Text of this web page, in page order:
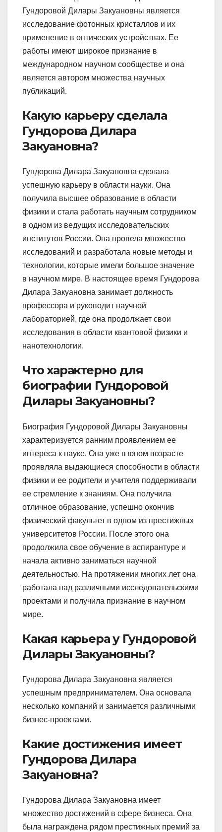
Гундоровой Дилары Закуановны является
исследование фотонных кристаллов и их
применение в оптических устройствах. Ее
работы имеют широкое признание в
международном научном сообществе и она
является автором множества научных
публикаций.
Какую карьеру сделала
Гундорова Дилара
Закуановна?
Гундорова Дилара Закуановна сделала
успешную карьеру в области науки. Она
получила высшее образование в области
физики и стала работать научным сотрудником
в одном из ведущих исследовательских
институтов России. Она провела множество
исследований и разработала новые методы и
технологии, которые имели большое значение
в научном мире. В настоящее время Гундорова
Дилара Закуановна занимает должность
профессора и руководит научной
лабораторией, где она продолжает свои
исследования в области квантовой физики и
нанотехнологии.
Что характерно для
биографии Гундоровой
Дилары Закуановны?
Биография Гундоровой Дилары Закуановны
характеризуется ранним проявлением ее
интереса к науке. Она уже в юном возрасте
проявляла выдающиеся способности в области
физики и ее родители и учителя поддерживали
ее стремление к знаниям. Она получила
отличное образование, успешно окончив
физический факультет в одном из престижных
университетов России. После этого она
продолжила свое обучение в аспирантуре и
начала активно заниматься научной
деятельностью. На протяжении многих лет она
работала над различными исследовательскими
проектами и получила признание в научном
мире.
Какая карьера у Гундоровой
Дилары Закуановны?
Гундорова Дилара Закуановна является
успешным предпринимателем. Она основала
несколько компаний и занимается различными
бизнес-проектами.
Какие достижения имеет
Гундорова Дилара
Закуановна?
Гундорова Дилара Закуановна имеет
множество достижений в сфере бизнеса. Она
была награждена рядом престижных премий за